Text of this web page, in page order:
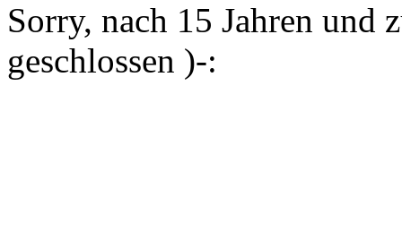
Sorry, nach 15 Jahren und
geschlossen )-: